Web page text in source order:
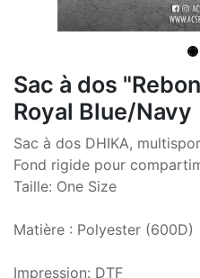
Sac à dos
Royal Blue/Navy
Sac à dos DHIKA,
Fond rigide pour
Taille: One Size
Matière : Polyester (600D)
Impression: DTF